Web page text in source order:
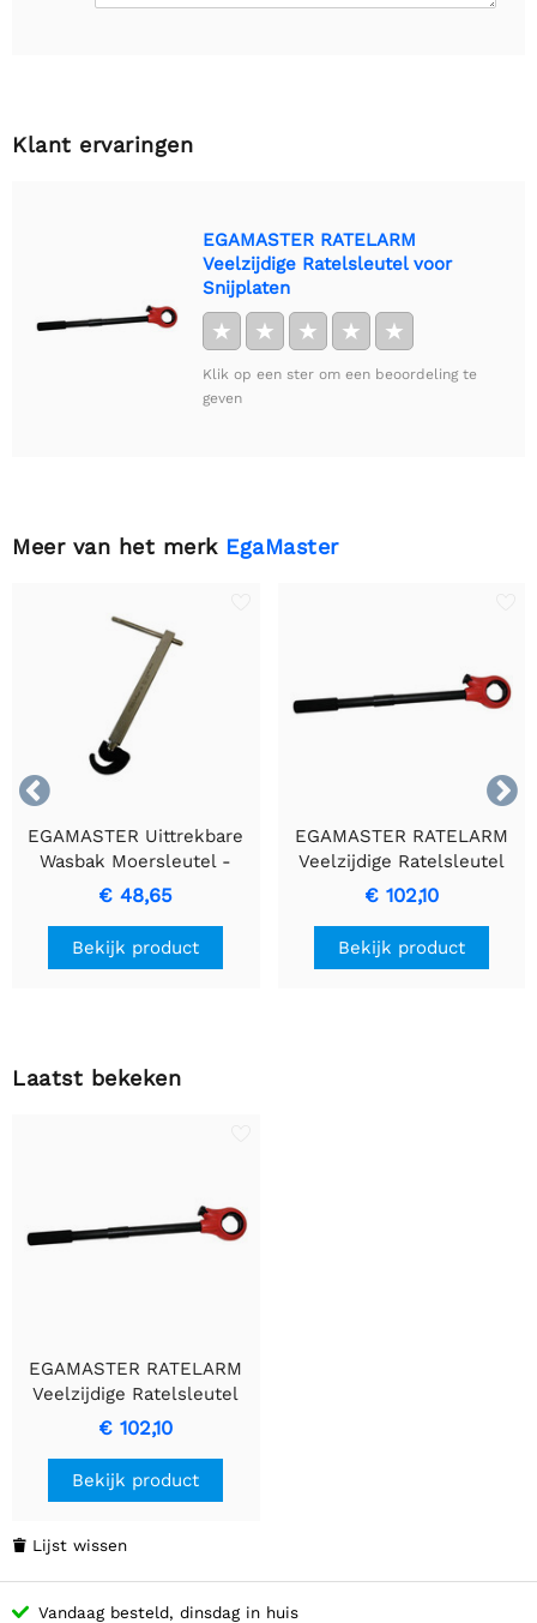
Klant ervaringen
EGAMASTER RATELARM
Veelzijdige Ratelsleutel voor
Snijplaten
★ ★ ★ ★ ★
Klik op een ster om een beoordeling te
geven
Meer van het merk EgaMaster


EGAMASTER Uittrekbare
Wasbak Moersleutel -
Duurzaam & Uitschuifbaar
Bereik
€ 48,65
Bekijk product
EGAMASTER RATELARM
Veelzijdige Ratelsleutel
voor Snijplaten
€ 102,10
Bekijk product
Laatst bekeken
EGAMASTER RATELARM
Veelzijdige Ratelsleutel
voor Snijplaten
€ 102,10
Bekijk product
 Lijst wissen
Vandaag besteld, dinsdag in huis